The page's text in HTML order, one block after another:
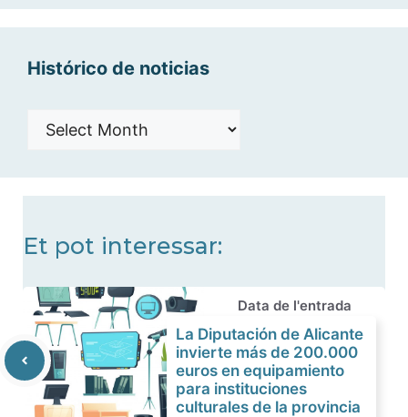
Histórico de noticias
Histórico
Et pot interessar:
Data de l'entrada
La Diputación de Alicante
invierte más de 200.000
euros en equipamiento
para instituciones
culturales de la provincia